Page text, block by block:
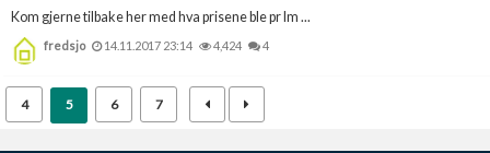
Kom gjerne tilbake her med hva prisene ble pr lm ...
fredsjo 14.11.2017 23:14 4,424 4
4 5 6 7